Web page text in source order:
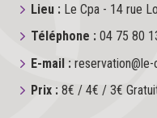
Lieu : Le Cpa - 14 rue
Téléphone : 04 75 80
E-mail :
Prix : 8€ / 4€ / 3€